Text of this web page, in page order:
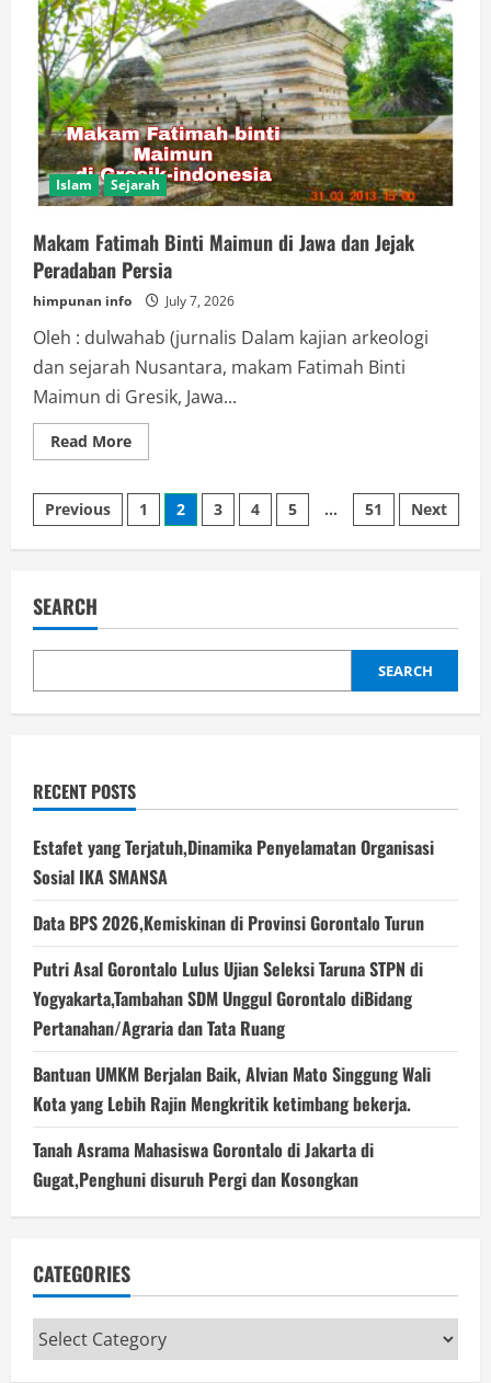
Islam Sejarah
Makam Fatimah Binti Maimun di Jawa dan Jejak
Peradaban Persia
himpunan info July 7, 2026
Oleh : dulwahab (jurnalis Dalam kajian arkeologi
dan sejarah Nusantara, makam Fatimah Binti
Maimun di Gresik, Jawa...
Read MoreRead
more
Fatimah
Binti
Maimun
di
Persia
Posts
pagination
Previous 1 2 3 4 5 … 51 Next
SEARCH
SEARCH
RECENT POSTS
Estafet yang Terjatuh,Dinamika Penyelamatan Organisasi
Sosial IKA SMANSA
Data BPS 2026,Kemiskinan di Provinsi Gorontalo Turun
Putri Asal Gorontalo Lulus Ujian Seleksi Taruna STPN di
Yogyakarta,Tambahan SDM Unggul Gorontalo diBidang
Pertanahan/Agraria dan Tata Ruang
Bantuan UMKM Berjalan Baik, Alvian Mato Singgung Wali
Kota yang Lebih Rajin Mengkritik ketimbang bekerja.
Tanah Asrama Mahasiswa Gorontalo di Jakarta di
Gugat,Penghuni disuruh Pergi dan Kosongkan
CATEGORIES
Categories